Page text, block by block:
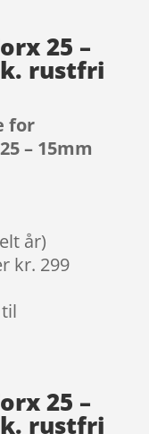
25 –
rustfri
for
– 15mm
år)
kr. 299
25 –
rustfri